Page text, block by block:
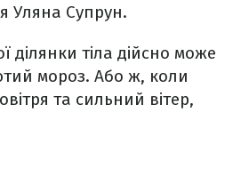
Уляна Супрун.
тіла дійсно може
мороз. Або ж, коли
та сильний вітер,